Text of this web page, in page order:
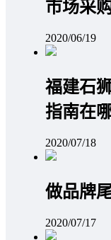
市场采
2020/06/19
福建石
指南在
2020/07/18
做品牌
2020/07/17